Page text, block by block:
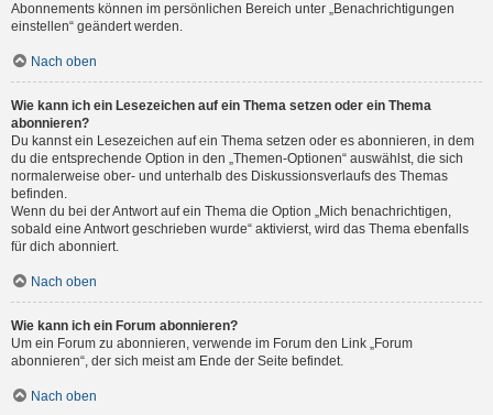
Abonnements können im persönlichen Bereich unter „Benachrichtigungen
einstellen“ geändert werden.
Nach oben
Wie kann ich ein Lesezeichen auf ein Thema setzen oder ein Thema
abonnieren?
Du kannst ein Lesezeichen auf ein Thema setzen oder es abonnieren, in dem
du die entsprechende Option in den „Themen-Optionen“ auswählst, die sich
normalerweise ober- und unterhalb des Diskussionsverlaufs des Themas
befinden.
Wenn du bei der Antwort auf ein Thema die Option „Mich benachrichtigen,
sobald eine Antwort geschrieben wurde“ aktivierst, wird das Thema ebenfalls
für dich abonniert.
Nach oben
Wie kann ich ein Forum abonnieren?
Um ein Forum zu abonnieren, verwende im Forum den Link „Forum
abonnieren“, der sich meist am Ende der Seite befindet.
Nach oben